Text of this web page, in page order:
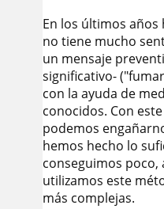
En los últimos
no tiene mucho
un mensaje
significativo-
con la ayuda de
conocidos. Con
podemos
hemos hecho lo
conseguimos poco,
utilizamos este
más complejas.